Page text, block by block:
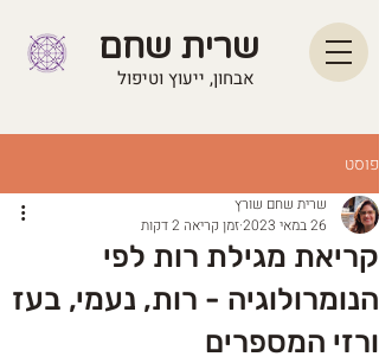
אבחון, ייעוץ וטיפול
פוסט
קריאת מגילת רות לפי
הנומרולוגיה - רות, נעמי, בעז
ורזי המספרים
שרית שחם שורץ
26 במאי 2023
זמן קריאה 2 דקות